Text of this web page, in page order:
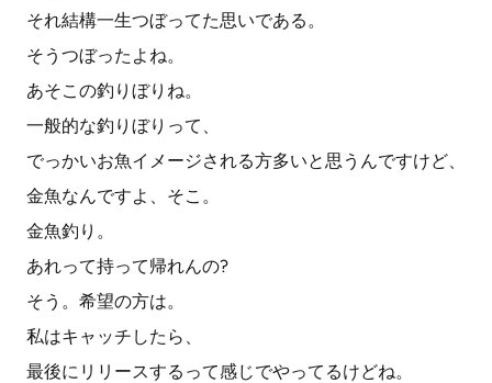
それ結構一生つぼってた思いである。
そうつぼったよね。
あそこの釣りぼりね。
一般的な釣りぼりって、
でっかいお魚イメージされる方多いと思うんですけど、
金魚なんですよ、そこ。
金魚釣り。
あれって持って帰れんの?
そう。希望の方は。
私はキャッチしたら、
最後にリリースするって感じでやってるけどね。